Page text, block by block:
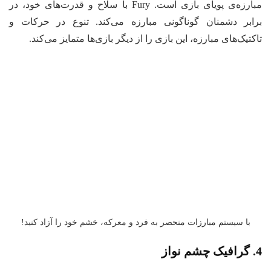
مبارزه‌ی پویای بازی است. Fury با سلاح‌ و قدرت‌های خود، در
برابر دشمنان گوناگونی مبارزه می‌کند. تنوع در حرکات و
تاکتیک‌های مبارزه، این بازی را از دیگر بازی‌ها متمایز می‌کند.
با سیستم مبارزات منحصر به فرد و معرکه، خشم خود را آزاد کنید!
4. گرافیک چشم نواز